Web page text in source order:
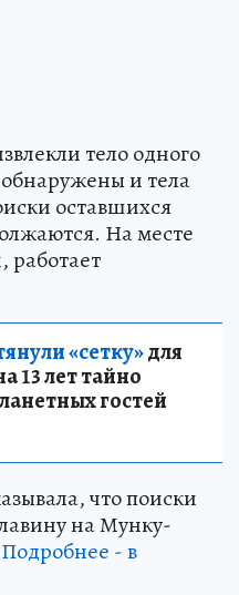
тело одного
и тела
оставшихся
На месте
работает
«сетку»для
13 лет тайно
гостей
что поиски
на Мунку-
Подробнее - в